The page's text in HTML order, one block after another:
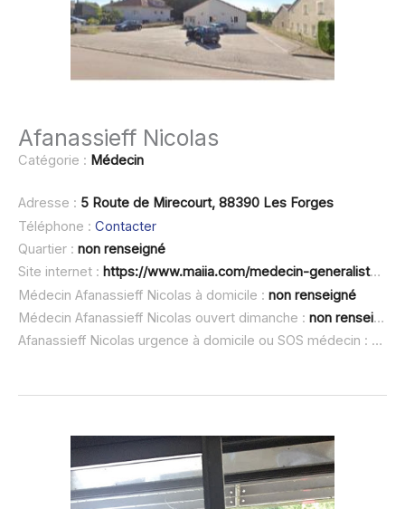
Afanassieff Nicolas
Catégorie : Médecin
Adresse : 5 Route de Mirecourt, 88390 Les Forges
Téléphone : Contacter
Quartier : non renseigné
Site internet : https://www.maiia.com/medecin-generaliste/88390-les-forges/afanassieff-nicolas
Médecin Afanassieff Nicolas à domicile : non renseigné
Médecin Afanassieff Nicolas ouvert dimanche : non renseigné
Afanassieff Nicolas urgence à domicile ou SOS médecin :
non